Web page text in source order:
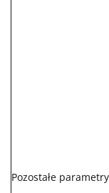
Pozostałe parametry